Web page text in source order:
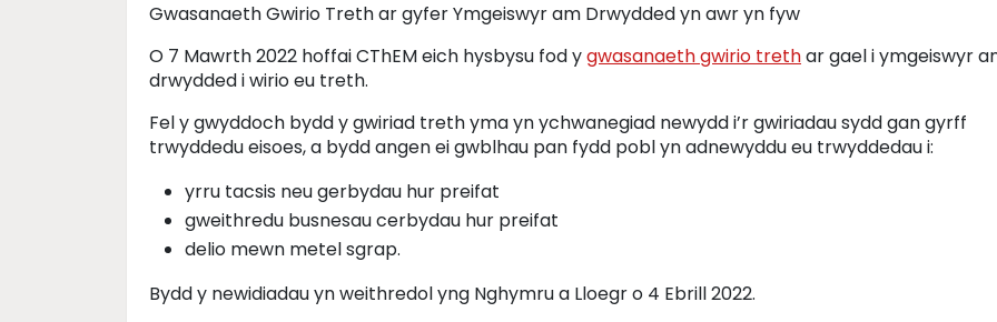
Gwasanaeth Gwirio Treth ar gyfer Ymgeiswyr am Drwydded yn awr yn fyw
O 7 Mawrth 2022 hoffai CThEM eich hysbysu fod ygwasanaeth gwirio trethar gael i ymgeiswyr
drwydded i wirio eu treth.
Fel y gwyddoch bydd y gwiriad treth yma yn ychwanegiad newydd i’r gwiriadau sydd gan gyrff
trwyddedu eisoes, a bydd angen ei gwblhau pan fydd pobl yn adnewyddu eu trwyddedau i:
yrru tacsis neu gerbydau hur preifat
gweithredu busnesau cerbydau hur preifat
delio mewn metel sgrap.
Bydd y newidiadau yn weithredol yng Nghymru a Lloegr o 4 Ebrill 2022.